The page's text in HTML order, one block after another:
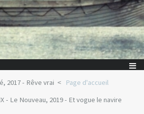
2017 - Rêve vrai
Page d'accueil
- Le Nouveau, 2019 - Et vogue le navire